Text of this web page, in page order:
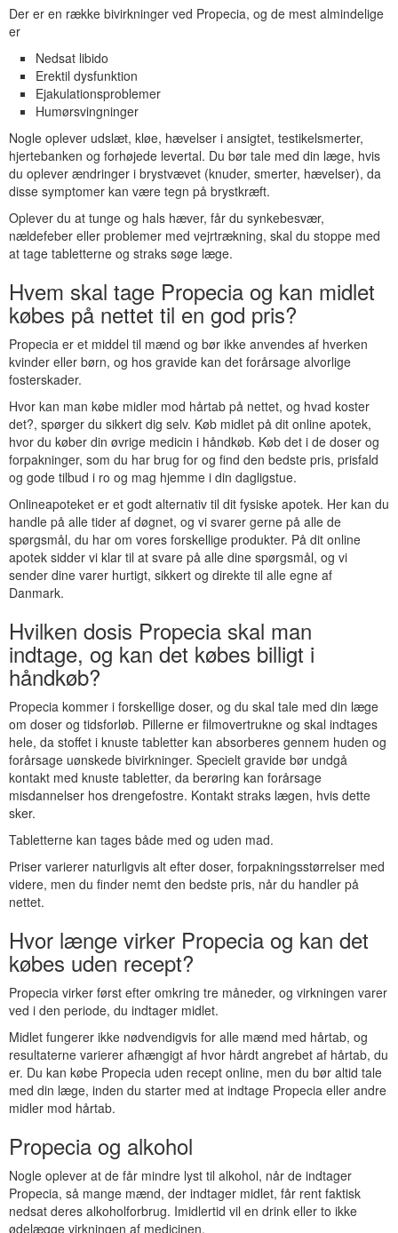
Der er en række bivirkninger ved Propecia, og de mest almindelige
er
Nedsat libido
Erektil dysfunktion
Ejakulationsproblemer
Humørsvingninger
Nogle oplever udslæt, kløe, hævelser i ansigtet, testikelsmerter,
hjertebanken og forhøjede levertal. Du bør tale med din læge, hvis
du oplever ændringer i brystvævet (knuder, smerter, hævelser), da
disse symptomer kan være tegn på brystkræft.
Oplever du at tunge og hals hæver, får du synkebesvær,
nældefeber eller problemer med vejrtrækning, skal du stoppe med
at tage tabletterne og straks søge læge.
Hvem skal tage Propecia og kan midlet
købes på nettet til en god pris?
Propecia er et middel til mænd og bør ikke anvendes af hverken
kvinder eller børn, og hos gravide kan det forårsage alvorlige
fosterskader.
Hvor kan man købe midler mod hårtab på nettet, og hvad koster
det?, spørger du sikkert dig selv. Køb midlet på dit online apotek,
hvor du køber din øvrige medicin i håndkøb. Køb det i de doser og
forpakninger, som du har brug for og find den bedste pris, prisfald
og gode tilbud i ro og mag hjemme i din dagligstue.
Onlineapoteket er et godt alternativ til dit fysiske apotek. Her kan du
handle på alle tider af døgnet, og vi svarer gerne på alle de
spørgsmål, du har om vores forskellige produkter. På dit online
apotek sidder vi klar til at svare på alle dine spørgsmål, og vi
sender dine varer hurtigt, sikkert og direkte til alle egne af
Danmark.
Hvilken dosis Propecia skal man
indtage, og kan det købes billigt i
håndkøb?
Propecia kommer i forskellige doser, og du skal tale med din læge
om doser og tidsforløb. Pillerne er filmovertrukne og skal indtages
hele, da stoffet i knuste tabletter kan absorberes gennem huden og
forårsage uønskede bivirkninger. Specielt gravide bør undgå
kontakt med knuste tabletter, da berøring kan forårsage
misdannelser hos drengefostre. Kontakt straks lægen, hvis dette
sker.
Tabletterne kan tages både med og uden mad.
Priser varierer naturligvis alt efter doser, forpakningsstørrelser med
videre, men du finder nemt den bedste pris, når du handler på
nettet.
Hvor længe virker Propecia og kan det
købes uden recept?
Propecia virker først efter omkring tre måneder, og virkningen varer
ved i den periode, du indtager midlet.
Midlet fungerer ikke nødvendigvis for alle mænd med hårtab, og
resultaterne varierer afhængigt af hvor hårdt angrebet af hårtab, du
er. Du kan købe Propecia uden recept online, men du bør altid tale
med din læge, inden du starter med at indtage Propecia eller andre
midler mod hårtab.
Propecia og alkohol
Nogle oplever at de får mindre lyst til alkohol, når de indtager
Propecia, så mange mænd, der indtager midlet, får rent faktisk
nedsat deres alkoholforbrug. Imidlertid vil en drink eller to ikke
ødelægge virkningen af medicinen.